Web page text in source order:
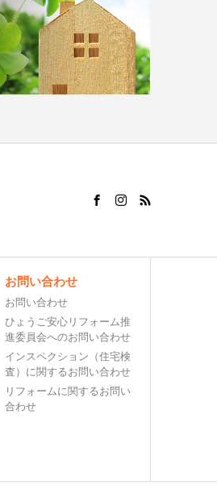
お問い合わせ
お問い合わせ
ひょうご安心リフォーム推
進委員会へのお問い合わせ
インスペクション（住宅検
査）に関するお問い合わせ
リフォームに関するお問い
合わせ